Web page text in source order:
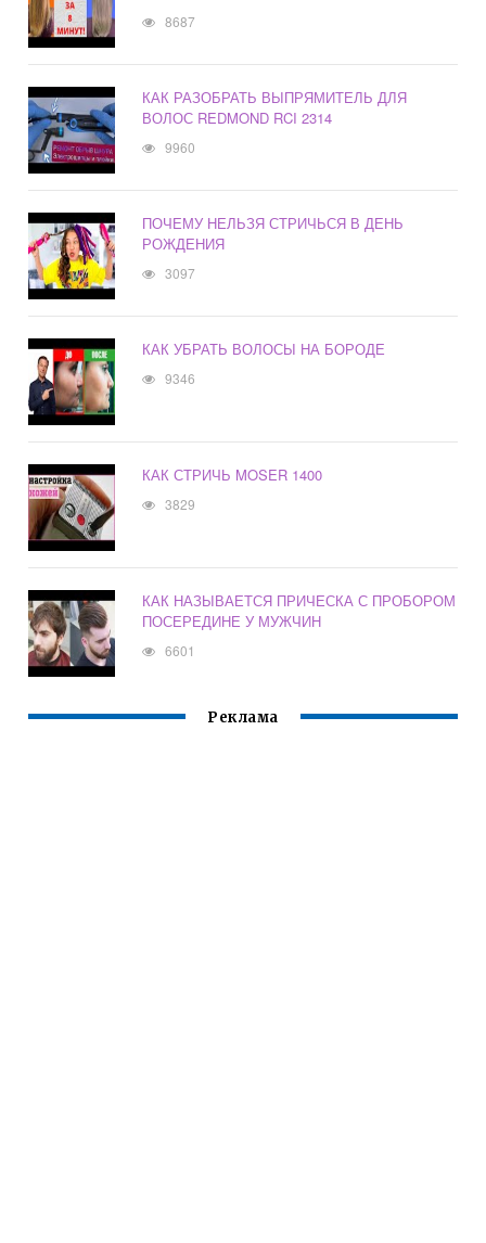
8687
КАК РАЗОБРАТЬ ВЫПРЯМИТЕЛЬ ДЛЯ
ВОЛОС REDMOND RCI 2314
9960
ПОЧЕМУ НЕЛЬЗЯ СТРИЧЬСЯ В ДЕНЬ
РОЖДЕНИЯ
3097
КАК УБРАТЬ ВОЛОСЫ НА БОРОДЕ
9346
КАК СТРИЧЬ MOSER 1400
3829
КАК НАЗЫВАЕТСЯ ПРИЧЕСКА С ПРОБОРОМ
ПОСЕРЕДИНЕ У МУЖЧИН
6601
Реклама